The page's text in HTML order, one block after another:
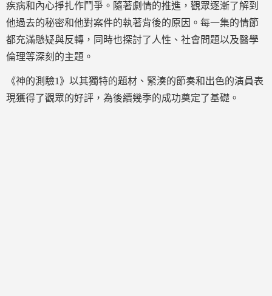
疾病和內心掙扎作鬥爭。隨著劇情的推進，觀眾逐漸了解到
他過去的秘密和他對案件的執著背後的原因。每一集的情節
都充滿懸疑與反轉，同時也探討了人性、社會問題以及醫學
倫理等深刻的主題。
《神的測驗1》以其獨特的題材、緊湊的節奏和出色的演員表
現獲得了觀眾的好評，為後續幾季的成功奠定了基礎。